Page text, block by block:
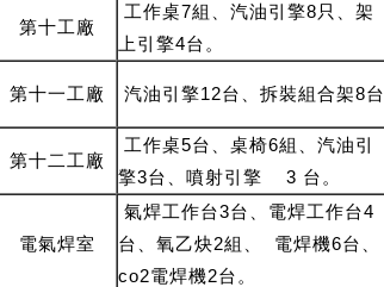
第十工廠
工作桌7組、汽油引擎8只、架
上引擎4台。
第十一工廠 汽油引擎12台、拆裝組合架8台
第十二工廠
工作桌5台、桌椅6組、汽油引
擎3台、噴射引擎 3 台。
電氣焊室
氣焊工作台3台、電焊工作台4
台、氧乙炔2組、 電焊機6台、
co2電焊機2台。